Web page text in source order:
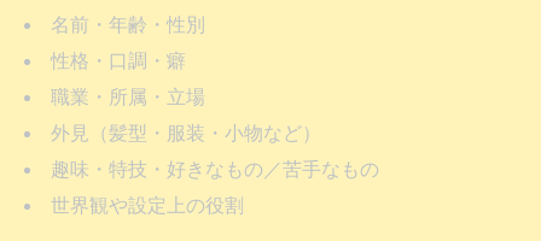
名前・年齢・性別
性格・口調・癖
職業・所属・立場
外見（髪型・服装・小物など）
趣味・特技・好きなもの／苦手なもの
世界観や設定上の役割